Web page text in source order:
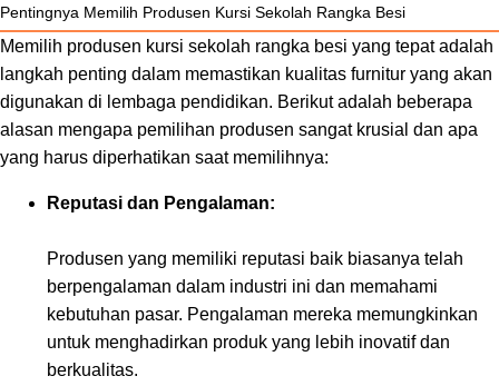
Pentingnya Memilih Produsen Kursi Sekolah Rangka Besi
Memilih produsen kursi sekolah rangka besi yang tepat adalah
langkah penting dalam memastikan kualitas furnitur yang akan
digunakan di lembaga pendidikan. Berikut adalah beberapa
alasan mengapa pemilihan produsen sangat krusial dan apa
yang harus diperhatikan saat memilihnya:
Reputasi dan Pengalaman:
Produsen yang memiliki reputasi baik biasanya telah
berpengalaman dalam industri ini dan memahami
kebutuhan pasar. Pengalaman mereka memungkinkan
untuk menghadirkan produk yang lebih inovatif dan
berkualitas.